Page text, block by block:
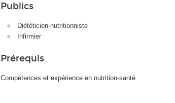
Publics
Diététicien-nutritionniste
Infirmier
Prérequis
Compétences et expérience en nutrition-santé